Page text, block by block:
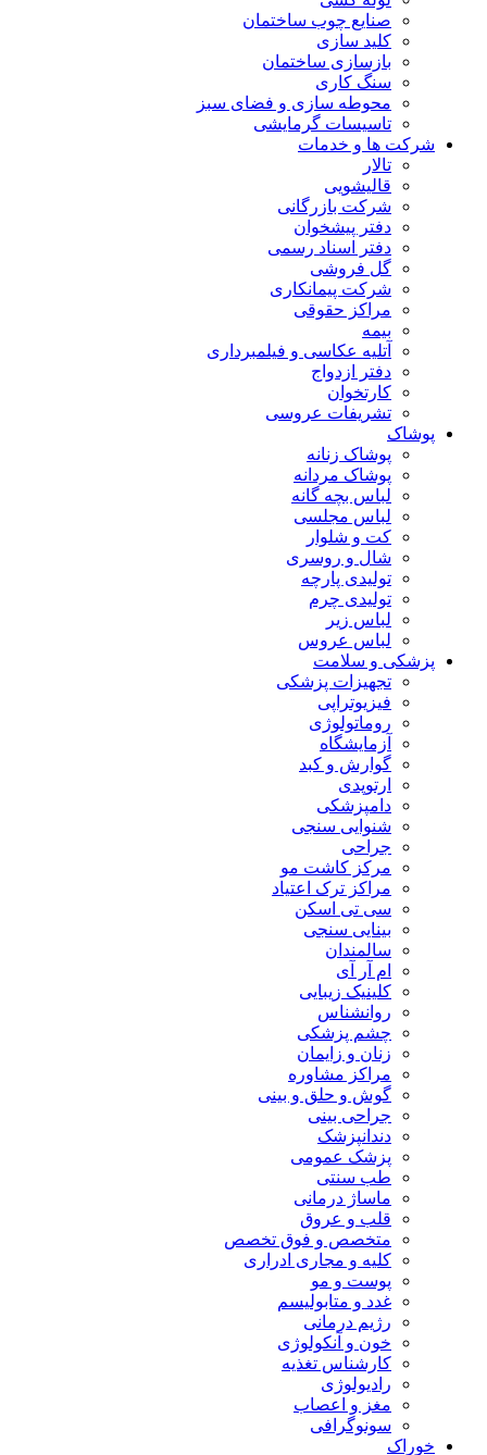
صنایع چوب ساختمان
کلید سازی
بازسازی ساختمان
سنگ کاری
محوطه سازی و فضای سبز
تاسیسات گرمایشی
شرکت ها و خدمات
تالار
قالیشویی
شرکت بازرگانی
دفتر پیشخوان
دفتر اسناد رسمی
گل فروشی
شرکت پیمانکاری
مراکز حقوقی
بیمه
آتلیه عکاسی و فیلمبرداری
دفتر ازدواج
کارتخوان
تشریفات عروسی
پوشاک
پوشاک زنانه
پوشاک مردانه
لباس بچه گانه
لباس مجلسی
کت و شلوار
شال و روسری
تولیدی پارچه
تولیدی چرم
لباس زیر
لباس عروس
پزشکی و سلامت
تجهیزات پزشکی
فیزیوتراپی
روماتولوژی
آزمایشگاه
گوارش و کبد
ارتوپدی
دامپزشکی
شنوایی سنجی
جراحی
مرکز کاشت مو
مراکز ترک اعتیاد
سی تی اسکن
بینایی سنجی
سالمندان
ام آر آی
کلینیک زیبایی
روانشناس
چشم پزشکی
زنان و زایمان
مراکز مشاوره
گوش و حلق و بینی
جراحی بینی
دندانپزشک
پزشک عمومی
طب سنتی
ماساژ درمانی
قلب و عروق
متخصص و فوق تخصص
کلیه و مجاری ادراری
پوست و مو
غدد و متابولیسم
رژیم درمانی
خون و آنکولوژی
کارشناس تغذیه
رادیولوژی
مغز و اعصاب
سونوگرافی
خوراک